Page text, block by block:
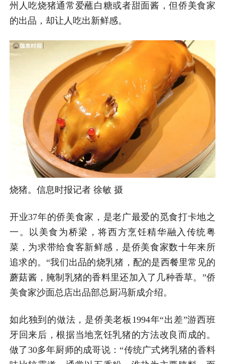
州人吃烧猪通常爱蘸白糖或者甜面酱，但侨美食家
的出品，却让人吃出新鲜感。
烧猪。信息时报记者 徐敏 摄
开业37年的侨美食家，是老广最爱的觅食打卡地之
一。以美食为桥梁，将西方烹饪精华融入传统粤
菜，为求带给食客新鲜感，是侨美食家数十年来所
追求的。“我们出品的烧乳猪，配的是西餐里常见的
蘑菇酱，腌制乳猪的香料里还加入了几种香草。”侨
美食家沙面总店出品部总厨冯新成介绍。
如此独到的做法，是侨美老板1994年“出差”游西班
牙回来后，根据当地烹饪乳猪的方法改良而成的。
做了30多年厨师的成哥说：“传统广式烤乳猪的香料